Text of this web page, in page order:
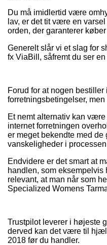
Du må imidlertid være
lav, er det tit være en
orden, der garanterer
Generelt slår vi et slag for
fx ViaBill, såfremt du ser
Forud for at nogen
forretningsbetingelser,
Et nemt alternativ kan
internet forretningen
er meget bekendte med
vanskeligheder i
Endvidere er det smart at
handlen, som
relevant, at man når som
Specialized Womens
Trustpilot leverer i højeste
derved kan det være til
2018 før du handler.